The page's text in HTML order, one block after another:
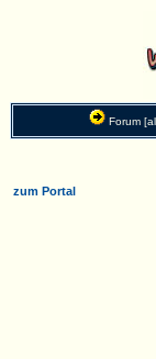
Forum
zum Portal